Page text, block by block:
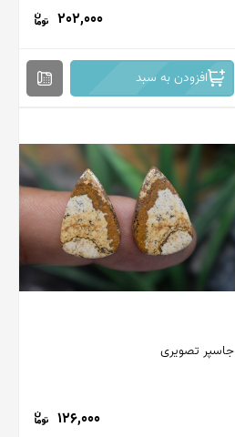
202,000
افزودن به سبد
جاسپر تصویری
126,000